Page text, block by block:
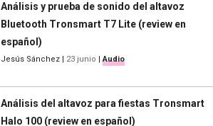
Análisis y prueba de sonido del altavoz
Bluetooth Tronsmart T7 Lite (review en
español)
Jesús Sánchez 23 junio |Audio
Análisis del altavoz para fiestas Tronsmart
Halo 100 (review en español)